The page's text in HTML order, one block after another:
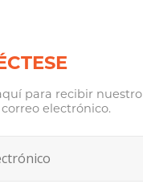
para recibir
electrónico.